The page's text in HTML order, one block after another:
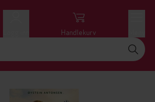
Handlekurv